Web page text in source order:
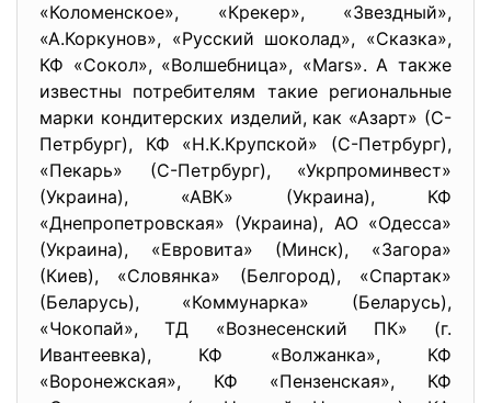
«Коломенское», «Крекер», «Звездный»,
«А.Коркунов», «Русский шоколад», «Сказка»,
КФ «Сокол», «Волшебница», «Mars». А также
известны потребителям такие региональные
марки кондитерских изделий, как «Азарт» (С-
Петрбург), КФ «Н.К.Крупской» (С-Петрбург),
«Пекарь» (С-Петрбург), «Укрпроминвест»
(Украина), «АВК» (Украина), КФ
«Днепропетровская» (Украина), АО «Одесса»
(Украина), «Евровита» (Минск), «Загора»
(Киев), «Словянка» (Белгород), «Спартак»
(Беларусь), «Коммунарка» (Беларусь),
«Чокопай», ТД «Вознесенский ПК» (г.
Ивантеевка), КФ «Волжанка», КФ
«Воронежская», КФ «Пензенская», КФ